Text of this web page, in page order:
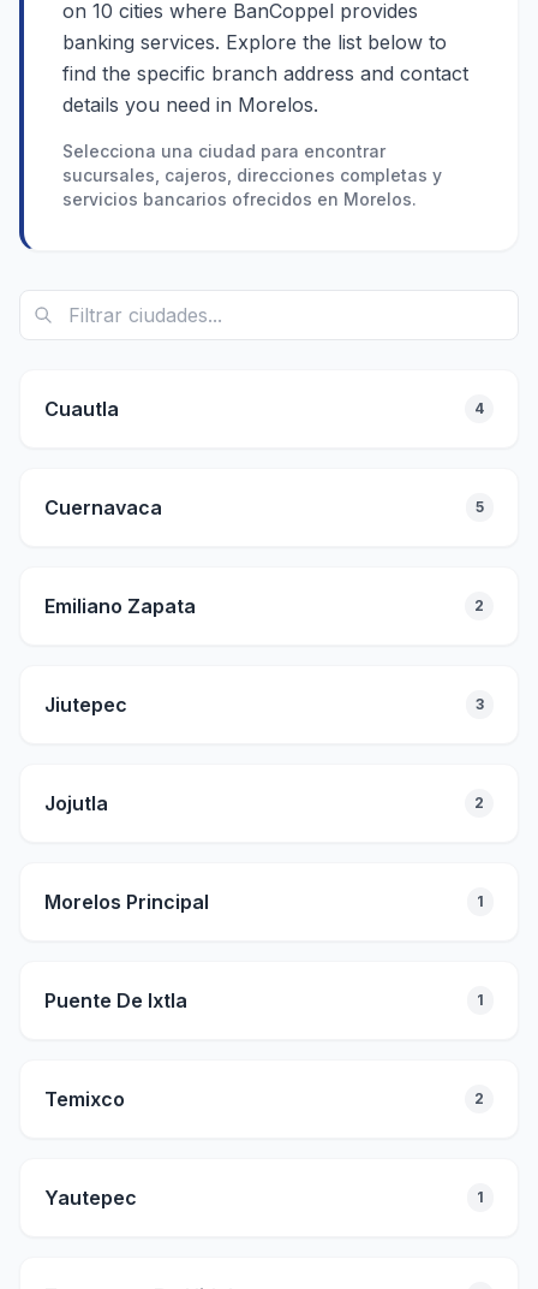
on 10 cities where BanCoppel provides
banking services. Explore the list below to
find the specific branch address and contact
details you need in Morelos.
Selecciona una ciudad para encontrar
sucursales, cajeros, direcciones completas y
servicios bancarios ofrecidos en Morelos.
Cuautla 4
Cuernavaca 5
Emiliano Zapata 2
Jiutepec 3
Jojutla 2
Morelos Principal 1
Puente De Ixtla 1
Temixco 2
Yautepec 1